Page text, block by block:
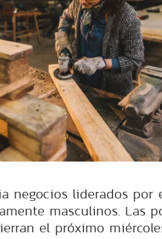
negocios liderados por
masculinos. Las
el próximo